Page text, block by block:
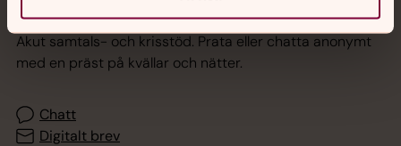
Akut samtals- och krisstöd. Prata eller chatta anonymt
med en präst på kvällar och nätter.
Chatt
Digitalt brev